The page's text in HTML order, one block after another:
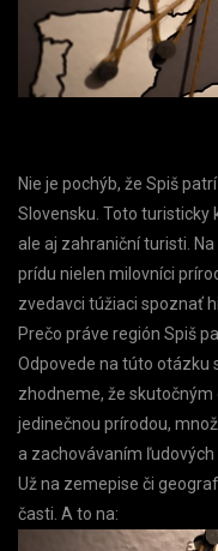
Nie je pochýb, že Spiš
Slovensku. Toto turisticky
ale aj zahraniční turisti.
prídu nielen milovníci
zvedavci túžiaci spoznať
Prečo práve región Spiš
Odpovede na túto otázku
zhodneme, že skutočným
jedinečnou prírodou,
a zachovávaním ľudových
Už na zemepise či
časti. A to na: